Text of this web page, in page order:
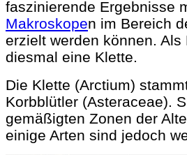
faszinierende Ergebnisse
Makroskopen im Bereich
erzielt werden können.
diesmal eine Klette.
Die Klette (Arctium)
Korbblütler (Asteraceae).
gemäßigten Zonen der
einige Arten sind jedoch